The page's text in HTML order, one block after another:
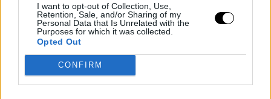
I want to opt-out of Collection, Use,
Retention, Sale, and/or Sharing of my
Personal Data that Is Unrelated with the
Purposes for which it was collected.
Opted Out
CONFIRM
50 g di ricotta di pecora
20 ml di latte vegetale senza
zucchero (clicca qui